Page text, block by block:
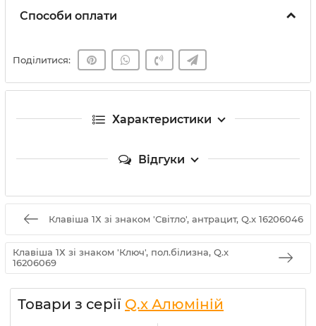
Способи оплати
Поділитися:
Характеристики
Відгуки
Клавіша 1Х зі знаком 'Світло', антрацит, Q.x 16206046
Клавіша 1Х зі знаком 'Ключ', пол.білизна, Q.x
16206069
Товари з серії Q.x Алюміній